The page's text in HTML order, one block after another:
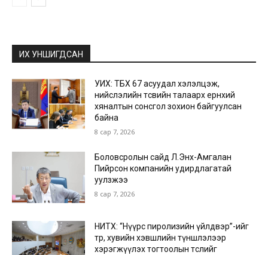
ИХ УНШИГДСАН
УИХ: ТБХ 67 асуудал хэлэлцэж,
нийслэлийн төсвийн талаарх ерөнхий
хяналтын сонсгол зохион байгуулсан
байна
8 сар 7, 2026
Боловсролын сайд Л.Энх-Амгалан
Пийрсон компанийн удирдлагатай
уулзжээ
8 сар 7, 2026
НИТХ: “Нүүрс пиролизийн үйлдвэр”-ийг
төр, хувийн хэвшлийн түншлэлээр
хэрэгжүүлэх тогтоолын төслийг